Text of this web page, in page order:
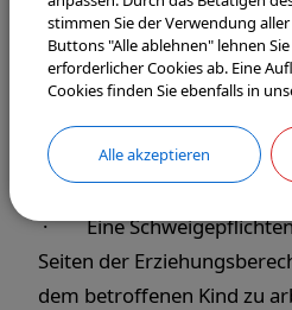
Weitere Ansprechpartner
Erziehungsberatung
Was wird für eine
Schulpsychologin/
Vorfeld benötigt?
· Eine
Seiten der
dem betroffenen Kind zu
stimmen Sie der Verwendung
Buttons "Alle ablehnen" lehnen
erforderlicher Cookies ab. Eine
Cookies finden Sie ebenfalls in
Alle akzeptieren